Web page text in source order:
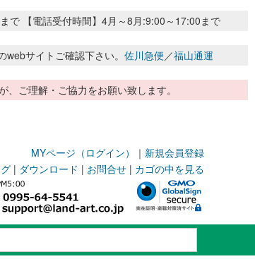
で 【電話受付時間】4月～8月:9:00～17:00まで
サイトご確認下さい。 佐川急便／福山通運
ご理解・ご協力をお願い致します。
MYページ（ログイン） ｜ 新規会員登録
| ダウンロード | お問合せ | カゴの中を見る